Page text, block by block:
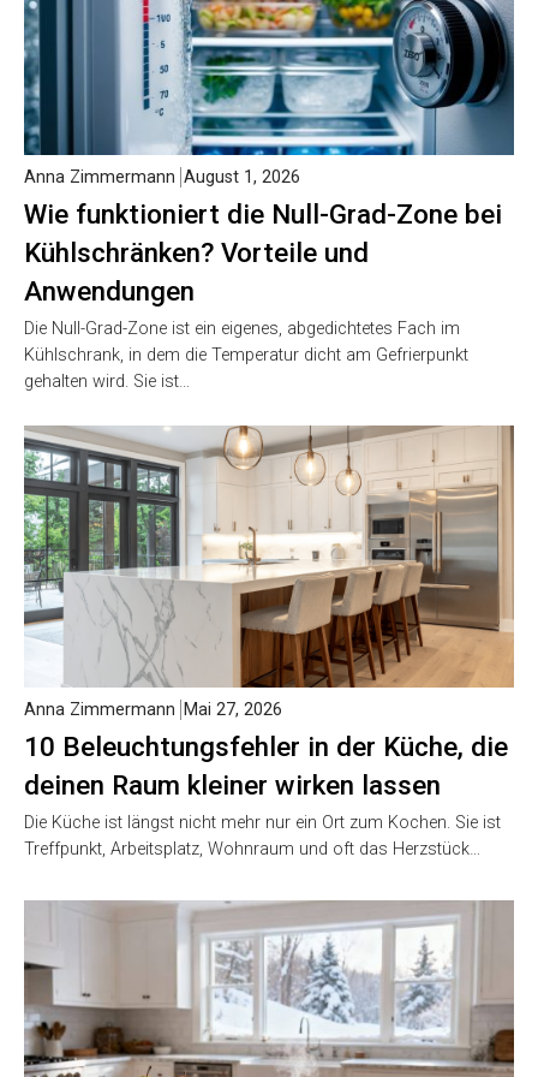
Wie funktioniert die Null-Grad-Zone bei
Kühlschränken? Vorteile und
Anwendungen
Anna Zimmermann August 1, 2026
Die Null-Grad-Zone ist ein eigenes, abgedichtetes Fach im
Kühlschrank, in dem die Temperatur dicht am Gefrierpunkt
gehalten wird. Sie ist…
10 Beleuchtungsfehler in der Küche, die
deinen Raum kleiner wirken lassen
Anna Zimmermann Mai 27, 2026
Die Küche ist längst nicht mehr nur ein Ort zum Kochen. Sie ist
Treffpunkt, Arbeitsplatz, Wohnraum und oft das Herzstück…